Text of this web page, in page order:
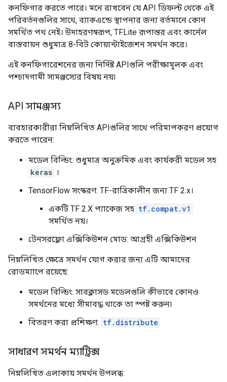
কনফিগার করতে পারে। মনে রাখবেন যে API ডিফল্ট থেকে এই
পরিবর্তনগুলির সাথে, ব্যাকএন্ডে স্থাপনার জন্য বর্তমানে কোন
সমর্থিত পথ নেই। উদাহরণস্বরূপ, TFLite রূপান্তর এবং কার্নেল
বাস্তবায়ন শুধুমাত্র 8-বিট কোয়ান্টাইজেশন সমর্থন করে।
এই কনফিগারেশনের জন্য নির্দিষ্ট APIগুলি পরীক্ষামূলক এবং
পশ্চাদগামী সামঞ্জস্যের বিষয় নয়৷
API সামঞ্জস্য
ব্যবহারকারীরা নিম্নলিখিত APIগুলির সাথে পরিমাপকরণ প্রয়োগ
করতে পারেন:
মডেল বিল্ডিং: শুধুমাত্র অনুক্রমিক এবং কার্যকরী মডেল সহ
keras ।
TensorFlow সংস্করণ: TF-রাত্রিকালীন জন্য TF 2.x।
একটি TF 2.X প্যাকেজ সহ tf.compat.v1
সমর্থিত নয়।
টেনসরফ্লো এক্সিকিউশন মোড: আগ্রহী এক্সিকিউশন
নিম্নলিখিত ক্ষেত্রে সমর্থন যোগ করার জন্য এটি আমাদের
রোডম্যাপে রয়েছে:
মডেল বিল্ডিং: সাবক্লাসড মডেলগুলি কীভাবে কোনও
সমর্থনের মধ্যে সীমাবদ্ধ থাকে তা স্পষ্ট করুন৷
বিতরণ করা প্রশিক্ষণ: tf.distribute
সাধারণ সমর্থন ম্যাট্রিক্স
নিম্নলিখিত এলাকায় সমর্থন উপলব্ধ: